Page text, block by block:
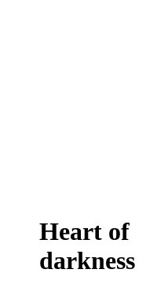
Heart of
darkness